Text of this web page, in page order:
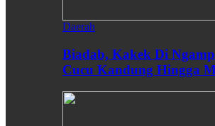
Daerah
Biadab, Kakek Di
Cucu Kandung Hingga